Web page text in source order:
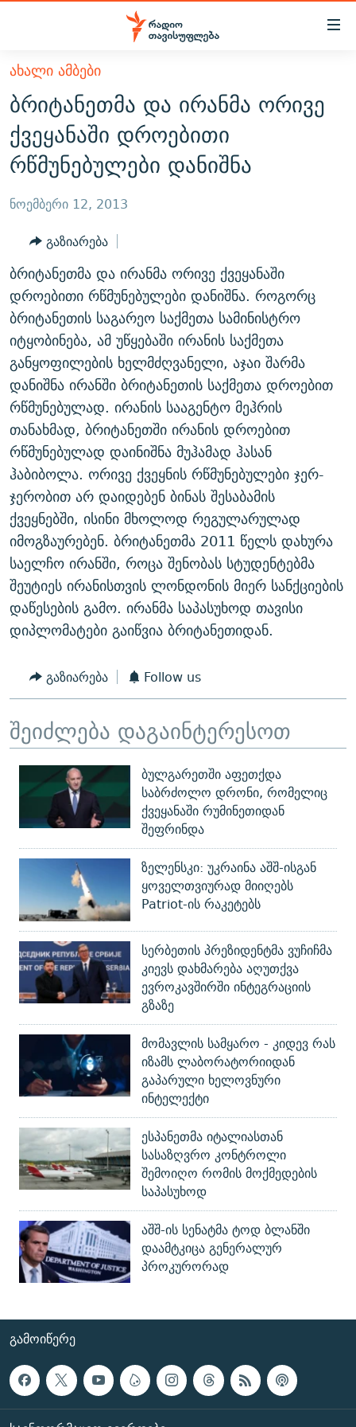
Accessibility
მთავარ
შინაარსზე
დაბრუნება
მთავარ
ნავიგაციაზე
დაბრუნება
ძიებაზე
ᲐᲮᲐᲚᲘ ᲐᲛᲑᲔᲑᲘ
ᲗᲔᲛᲔᲑᲘ
ᲞᲝᲚᲘᲢᲘᲙᲐ
ᲔᲙᲝᲜᲝᲛᲘᲙᲐ
ᲡᲐᲖᲝᲒᲐᲓᲝᲔᲑᲐ
ᲕᲘᲓᲔᲝ
ᲑᲚᲝᲒᲔᲑᲘ
ᲞᲝᲓᲙᲐᲡᲢᲔᲑᲘ
60 ᲓᲔᲪᲘᲑᲔᲚᲘ
ᲒᲐᲜᲙᲘᲗᲮᲕᲘᲡ ᲓᲦᲔ
ᲓᲘᲚᲘᲡ ᲡᲐᲣᲑᲠᲔᲑᲘ
ᲛᲝᲚᲐᲞᲐᲠᲐᲙᲔ ᲢᲔᲥᲡᲢᲔᲑᲘ
ᲨᲘᲜ - ᲣᲪᲮᲝᲔᲗᲨᲘ
ᲚᲘᲢᲔᲠᲐᲢᲣᲠᲣᲚᲘ ᲬᲐᲮᲜᲐᲒᲔᲑᲘ
ᲐᲛᲔᲠᲘᲙᲣᲚᲘ ᲛᲝᲗᲮᲠᲝᲑᲐ
ᲘᲛᲞᲔᲠᲘᲐ ᲓᲐ ᲠᲐᲓᲘᲝ
ᲤᲔᲜᲝᲕᲐᲜᲘ - 2.10
ᲗᲥᲕᲔᲜᲘ ᲞᲣᲑᲚᲘᲙᲐᲪᲘᲔᲑᲘ
ᲞᲠᲝᲔᲥᲢᲔᲑᲘ
ᲣᲙᲠᲐᲘᲜᲐᲨᲘ ᲓᲐᲦᲣᲞᲣᲚᲘ ᲥᲐᲠᲗᲕᲔᲚᲘ ᲛᲔᲑᲠᲫᲝᲚᲔᲑᲘ - 2022
ᲓᲐᲛᲝᲣᲙᲘᲓᲔᲑᲚᲝᲑᲘᲡ 100 ᲬᲔᲚᲘ
ᲩᲔᲛᲘ ᲡᲘᲙᲕᲓᲘᲚᲘᲡ ᲛᲘᲖᲔᲖᲘᲐ COVID-19
11 ᲬᲔᲚᲘ - 11 ᲐᲛᲑᲐᲕᲘ
ᲡᲐᲞᲐᲠᲚᲐᲛᲔᲜᲢᲝ ᲐᲠᲩᲔᲕᲜᲔᲑᲘᲡ ᲘᲡᲢᲝᲠᲘᲐ
ᲑᲐᲕᲨᲕᲔᲑᲘ ᲞᲠᲝᲡᲢᲘᲢᲣᲪᲘᲐᲨᲘ - ᲐᲛᲝᲣᲗᲥᲛᲔᲚᲘ ᲐᲛᲑᲐᲕᲘ
5 ᲐᲛᲑᲐᲕᲘ - 20 ᲘᲕᲜᲘᲡᲡ ᲓᲐᲨᲐᲕᲔᲑᲣᲚᲔᲑᲘ
ᲐᲒᲕᲘᲡᲢᲝᲡ ᲝᲛᲘ
ПРИВЕТ ᲙᲣᲚᲢᲣᲠᲐ
ЭХО КАВКАЗА
ᲒᲐᲛᲝᲘᲬᲔᲠᲔ
რთე/რთ-ის ყველა საიტი
ᲐᲮᲐᲚᲘ ᲐᲛᲑᲔᲑᲘ
ბრიტანეთმა და ირანმა ორივე
ქვეყანაში დროებითი
რწმუნებულები დანიშნა
ნოემბერი 12, 2013
გაზიარება
ბრიტანეთმა და ირანმა ორივე ქვეყანაში
დროებითი რწმუნებულები დანიშნა. როგორც
ბრიტანეთის საგარეო საქმეთა სამინისტრო
იტყობინება, ამ უწყებაში ირანის საქმეთა
განყოფილების ხელმძღვანელი, აჯაი შარმა
დანიშნა ირანში ბრიტანეთის საქმეთა დროებით
რწმუნებულად. ირანის სააგენტო მეჰრის
თანახმად, ბრიტანეთში ირანის დროებით
რწმუნებულად დაინიშნა მუჰამად ჰასან
ჰაბიბოლა. ორივე ქვეყნის რწმუნებულები ჯერ-
ჯერობით არ დაიდებენ ბინას შესაბამის
ქვეყნებში, ისინი მხოლოდ რეგულარულად
იმოგზაურებენ. ბრიტანეთმა 2011 წელს დახურა
საელჩო ირანში, როცა შენობას სტუდენტებმა
შეუტიეს ირანისთვის ლონდონის მიერ სანქციების
დაწესების გამო. ირანმა საპასუხოდ თავისი
დიპლომატები გაიწვია ბრიტანეთიდან.
გაზიარება Follow us
შეიძლება დაგაინტერესოთ
ბულგარეთში აფეთქდა
საბრძოლო დრონი, რომელიც
ქვეყანაში რუმინეთიდან
შეფრინდა
ზელენსკი: უკრაინა აშშ-ისგან
ყოველთვიურად მიიღებს
Patriot-ის რაკეტებს
სერბეთის პრეზიდენტმა ვუჩიჩმა
კიევს დახმარება აღუთქვა
ევროკავშირში ინტეგრაციის
გზაზე
მომავლის სამყარო - კიდევ რას
იზამს ლაბორატორიიდან
გაპარული ხელოვნური
ინტელექტი
ესპანეთმა იტალიასთან
სასაზღვრო კონტროლი
შემოიღო რომის მოქმედების
საპასუხოდ
აშშ-ის სენატმა ტოდ ბლანში
დაამტკიცა გენერალურ
პროკურორად
ᲒᲐᲛᲝᲘᲬᲔᲠᲔ